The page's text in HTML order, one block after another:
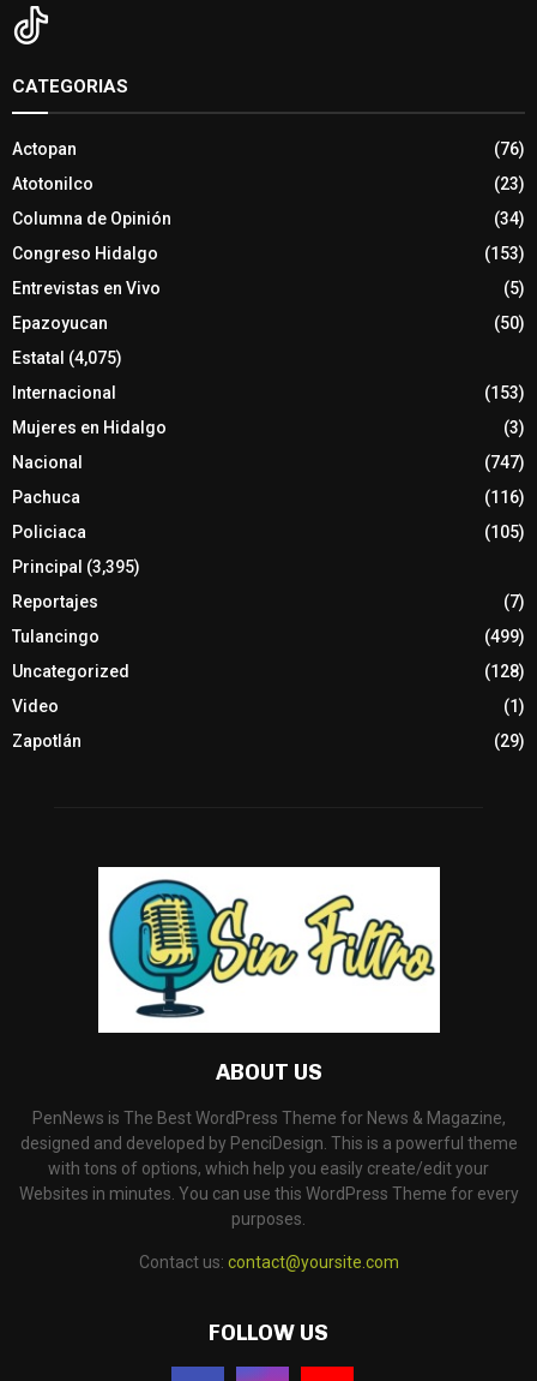
CATEGORIAS
Actopan
(76)
Atotonilco
(23)
Columna de Opinión
(34)
Congreso Hidalgo
(153)
Entrevistas en Vivo
(5)
Epazoyucan
(50)
Estatal (4,075)
Internacional
(153)
Mujeres en Hidalgo
(3)
Nacional
(747)
Pachuca
(116)
Policiaca
(105)
Principal (3,395)
Reportajes
(7)
Tulancingo
(499)
Uncategorized
(128)
Video
(1)
Zapotlán
(29)
ABOUT US
PenNews is The Best WordPress Theme for News & Magazine,
designed and developed by PenciDesign. This is a powerful theme
with tons of options, which help you easily create/edit your
Websites in minutes. You can use this WordPress Theme for every
purposes.
Contact us: contact@yoursite.com
FOLLOW US